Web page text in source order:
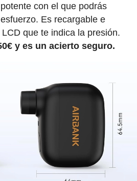
con el que podrás
Es recargable e
que te indica la presión.
y es un acierto seguro.